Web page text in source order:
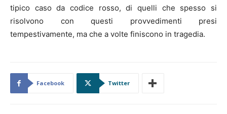
tipico caso da codice rosso, di quelli che spesso si
risolvono con questi provvedimenti presi
tempestivamente, ma che a volte finiscono in tragedia.
Facebook Twitter